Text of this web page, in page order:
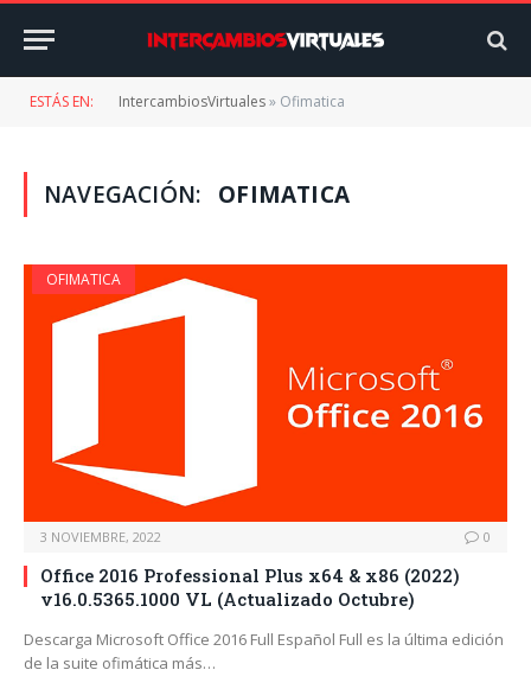
ESTÁS EN: IntercambiosVirtuales» Ofimatica
NAVEGACIÓN: OFIMATICA
OFIMATICA
3 NOVIEMBRE, 2022 0
Office 2016 Professional Plus x64 & x86 (2022)
v16.0.5365.1000 VL (Actualizado Octubre)
Descarga Microsoft Office 2016 Full Español Full es la última edición
de la suite ofimática más…